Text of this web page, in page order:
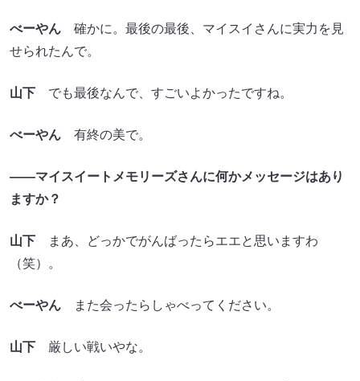
べーやん 確かに。最後の最後、マイスイさんに実力を見
せられたんで。
山下 でも最後なんで、すごいよかったですね。
べーやん 有終の美で。
――マイスイートメモリーズさんに何かメッセージはあり
ますか？
山下 まあ、どっかでがんばったらエエと思いますわ
（笑）。
べーやん また会ったらしゃべってください。
山下 厳しい戦いやな。